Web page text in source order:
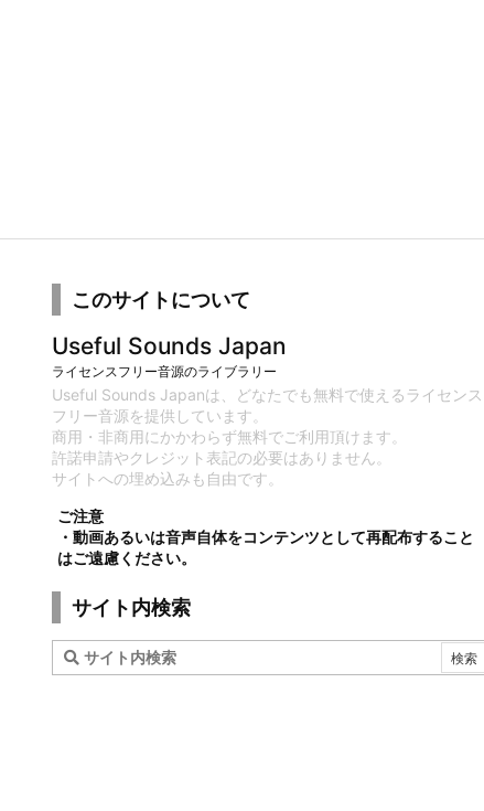
このサイトについて
Useful Sounds Japan
ライセンスフリー音源のライブラリー
Useful Sounds Japanは、どなたでも無料で使えるライセンス
フリー音源を提供しています。
商用・非商用にかかわらず無料でご利用頂けます。
許諾申請やクレジット表記の必要はありません。
サイトへの埋め込みも自由です。
ご注意
・動画あるいは音声自体をコンテンツとして再配布すること
はご遠慮ください。
サイト内検索